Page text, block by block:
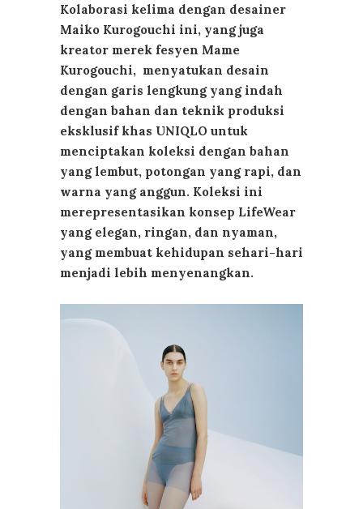
Kolaborasi kelima dengan desainer
Maiko Kurogouchi ini, yang juga
kreator merek fesyen Mame
Kurogouchi, menyatukan desain
dengan garis lengkung yang indah
dengan bahan dan teknik produksi
eksklusif khas UNIQLO untuk
menciptakan koleksi dengan bahan
yang lembut, potongan yang rapi, dan
warna yang anggun. Koleksi ini
merepresentasikan konsep LifeWear
yang elegan, ringan, dan nyaman,
yang membuat kehidupan sehari-hari
menjadi lebih menyenangkan.